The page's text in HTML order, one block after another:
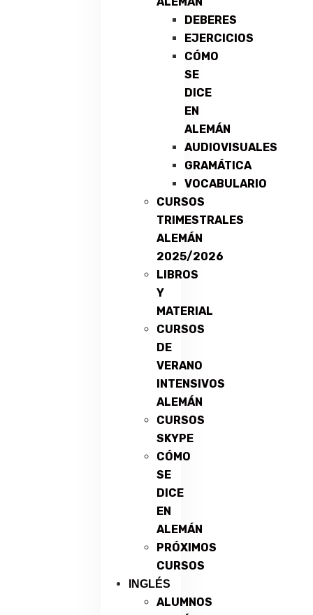
DEBERES
EJERCICIOS
CÓMO
SE
DICE
EN
ALEMÁN
AUDIOVISUALES
GRAMÁTICA
VOCABULARIO
CURSOS
TRIMESTRALES
ALEMÁN
2025/2026
LIBROS
Y
MATERIAL
CURSOS
DE
VERANO
INTENSIVOS
ALEMÁN
CURSOS
SKYPE
CÓMO
SE
DICE
EN
ALEMÁN
PRÓXIMOS
CURSOS
INGLÉS
ALUMNOS